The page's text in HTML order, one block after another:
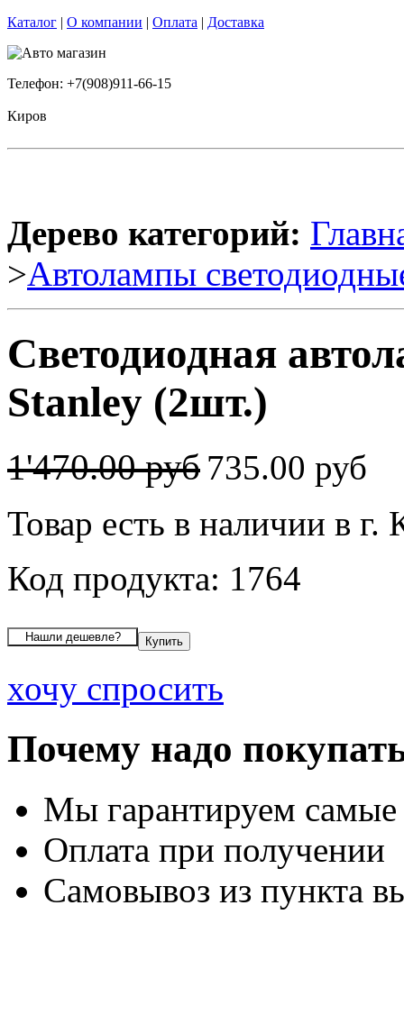
Каталог | О компании | Оплата | Доставка
Телефон: +7(908)911-66-15
Киров
Дерево категорий:
>Автолампы
Светодиодная
Stanley (2шт.)
1'470.00 руб 735.00 руб
Товар есть в наличии в г.
Код продукта: 1764
хочу спросить
Почему надо
Мы гарантируем
Оплата при получении
Самовывоз из пункта